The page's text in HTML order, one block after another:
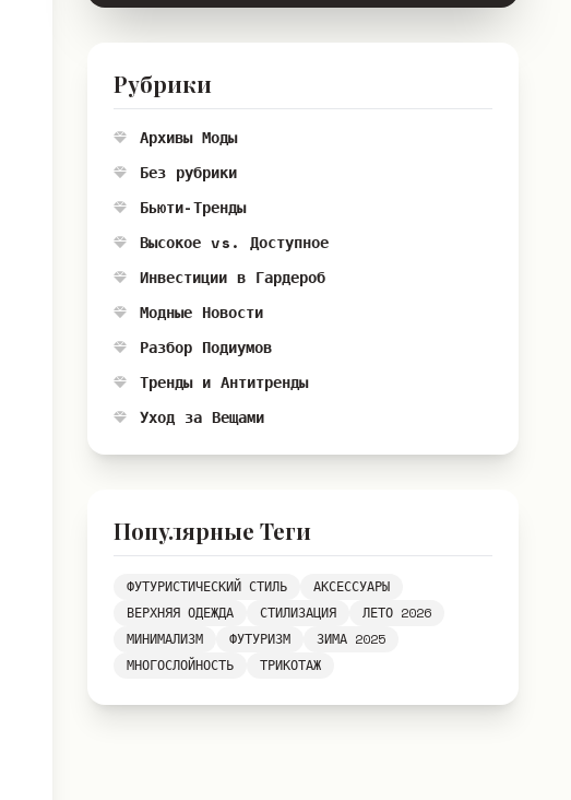
Рубрики
Архивы Моды
Без рубрики
Бьюти-Тренды
Высокое vs. Доступное
Инвестиции в Гардероб
Модные Новости
Разбор Подиумов
Тренды и Антитренды
Уход за Вещами
Популярные Теги
ФУТУРИСТИЧЕСКИЙ СТИЛЬ
АКСЕССУАРЫ
ВЕРХНЯЯ ОДЕЖДА
СТИЛИЗАЦИЯ
ЛЕТО 2026
МИНИМАЛИЗМ
ФУТУРИЗМ
ЗИМА 2025
МНОГОСЛОЙНОСТЬ
ТРИКОТАЖ